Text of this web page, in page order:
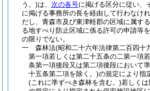
う。)は、 次の各号に掲げる区分に従い、
に掲げる事務所の長を経由して行わなけれ
だし、青森市及び東津軽郡の区域に属する
る地すべり防止区域に係る許可の申請等
の限りでない。
一
森林法(昭和二十六年法律第二百四十
第一項若しくは第二十五条の二第一項
条第一項後段又は第二項後段において
十五条第二項を除く。)の規定により指
(これに準ずべき森林を含む。)若しく